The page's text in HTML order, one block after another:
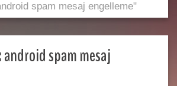
spam mesaj engelleme"
android spam mesaj